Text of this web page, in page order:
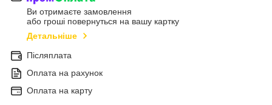
Ви отримаєте замовлення
або гроші повернуться на вашу картку
Детальніше
Післяплата
Оплата на рахунок
Оплата на карту